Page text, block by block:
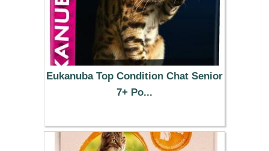
Eukanuba Top Condition Chat Senior
7+ Po...
14.99 €